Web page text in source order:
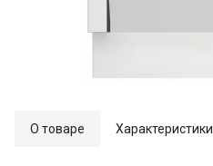
О товаре Характеристики